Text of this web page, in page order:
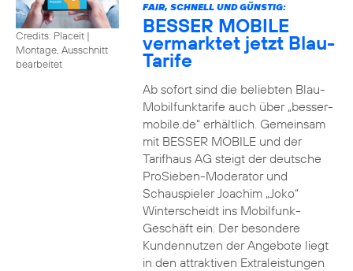
Credits: Placeit |
Montage, Ausschnitt
bearbeitet
FAIR, SCHNELL UND GÜNSTIG:
BESSER MOBILE
vermarktet jetzt Blau-
Tarife
Ab sofort sind die beliebten Blau-
Mobilfunktarife auch über „besser-
mobile.de“ erhältlich. Gemeinsam
mit BESSER MOBILE und der
Tarifhaus AG steigt der deutsche
ProSieben-Moderator und
Schauspieler Joachim „Joko“
Winterscheidt ins Mobilfunk-
Geschäft ein. Der besondere
Kundennutzen der Angebote liegt
in den attraktiven Extraleistungen